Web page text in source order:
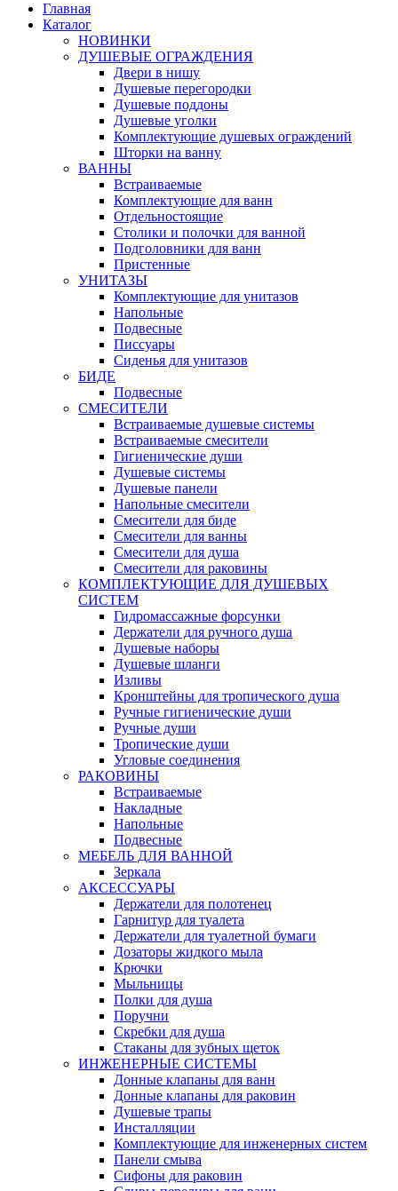
Главная
Каталог
НОВИНКИ
ДУШЕВЫЕ ОГРАЖДЕНИЯ
Двери в нишу
Душевые перегородки
Душевые поддоны
Душевые уголки
Комплектующие душевых ограждений
Шторки на ванну
ВАННЫ
Встраиваемые
Комплектующие для ванн
Отдельностоящие
Столики и полочки для ванной
Подголовники для ванн
Пристенные
УНИТАЗЫ
Комплектующие для унитазов
Напольные
Подвесные
Писсуары
Сиденья для унитазов
БИДЕ
Подвесные
СМЕСИТЕЛИ
Встраиваемые душевые системы
Встраиваемые смесители
Гигиенические души
Душевые системы
Душевые панели
Напольные смесители
Смесители для биде
Смесители для ванны
Смесители для душа
Смесители для раковины
КОМПЛЕКТУЮЩИЕ ДЛЯ ДУШЕВЫХ
СИСТЕМ
Гидромассажные форсунки
Держатели для ручного душа
Душевые наборы
Душевые шланги
Изливы
Кронштейны для тропического душа
Ручные гигиенические души
Ручные души
Тропические души
Угловые соединения
РАКОВИНЫ
Встраиваемые
Накладные
Напольные
Подвесные
МЕБЕЛЬ ДЛЯ ВАННОЙ
Зеркала
АКСЕССУАРЫ
Держатели для полотенец
Гарнитур для туалета
Держатели для туалетной бумаги
Дозаторы жидкого мыла
Крючки
Мыльницы
Полки для душа
Поручни
Скребки для душа
Стаканы для зубных щеток
ИНЖЕНЕРНЫЕ СИСТЕМЫ
Донные клапаны для ванн
Донные клапаны для раковин
Душевые трапы
Инсталляции
Комплектующие для инженерных систем
Панели смыва
Сифоны для раковин